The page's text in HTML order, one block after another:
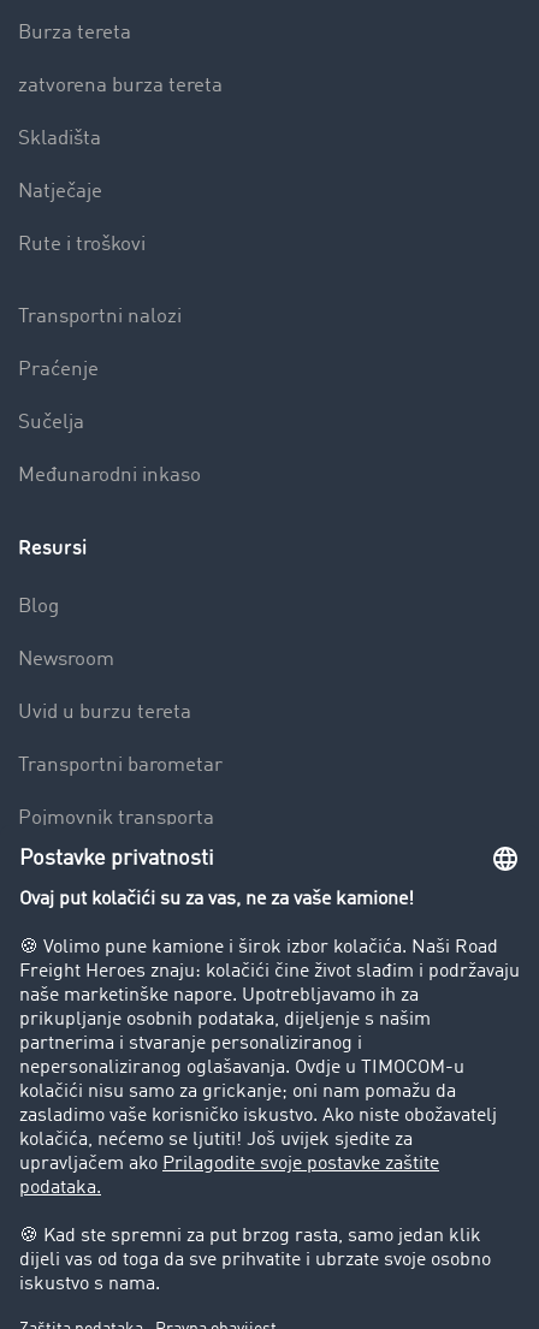
Burza tereta
zatvorena burza tereta
Skladišta
Natječaje
Rute i troškovi
Transportni nalozi
Praćenje
Sučelja
Međunarodni inkaso
Resursi
Blog
Newsroom
Uvid u burzu tereta
Transportni barometar
Pojmovnik transporta
Zabrana vožnje za kamione
Poduzeće
Priče o uspjehu
Stranke preporučuju stranku
Pravna pitanja
Impresum
Zaštita podataka
Kolačić-Postavke